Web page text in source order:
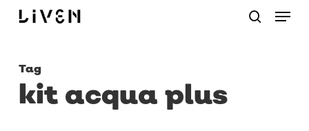
Skip
content
Menu
Tag
kit acqua plus